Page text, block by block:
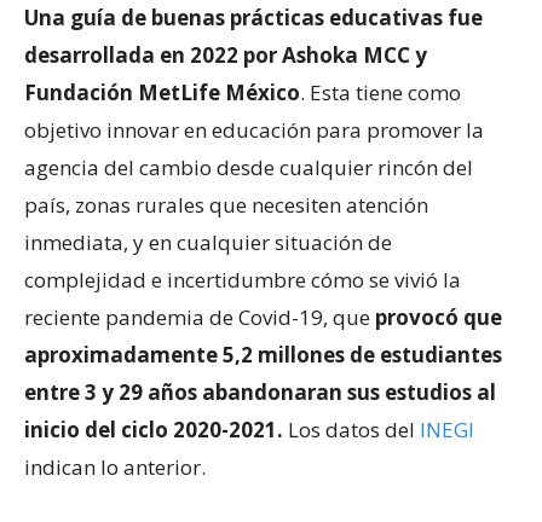
Una guía de buenas prácticas educativas fue
desarrollada en 2022 por Ashoka MCC y
Fundación MetLife México. Esta tiene como
objetivo innovar en educación para promover la
agencia del cambio desde cualquier rincón del
país, zonas rurales que necesiten atención
inmediata, y en cualquier situación de
complejidad e incertidumbre cómo se vivió la
reciente pandemia de Covid-19, que provocó que
aproximadamente 5,2 millones de estudiantes
entre 3 y 29 años abandonaran sus estudios al
inicio del ciclo 2020-2021. Los datos del INEGI
indican lo anterior.